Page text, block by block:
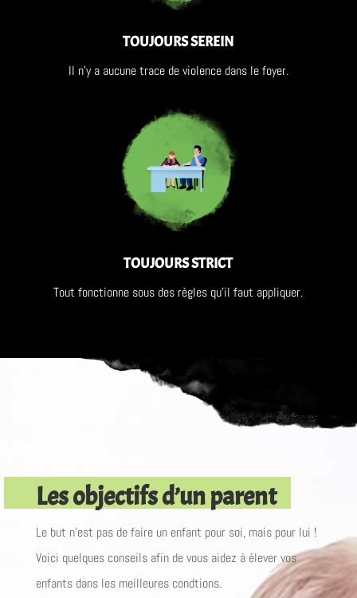
TOUJOURS SEREIN
Il n’y a aucune trace de violence dans le foyer.
TOUJOURS STRICT
Tout fonctionne sous des règles qu’il faut appliquer.
Les objectifs d’un parent
Le but n’est pas de faire un enfant pour soi, mais pour lui !
Voici quelques conseils afin de vous aidez à élever vos
enfants dans les meilleures condtions.